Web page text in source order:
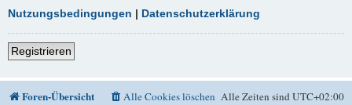
Nutzungsbedingungen | Datenschutzerklärung
Registrieren
Foren-Übersicht Alle Zeiten sindUTC+02:00
Alle Cookies löschen